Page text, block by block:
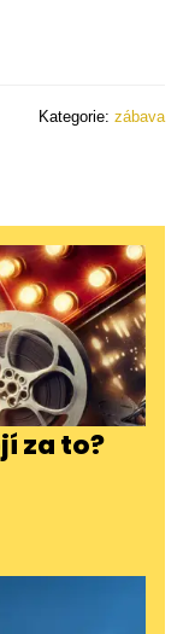
Kategorie: zábava
za to?